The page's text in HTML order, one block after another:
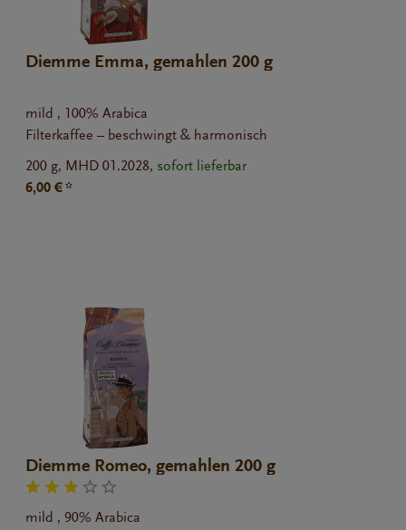
Diemme Emma, gemahlen 200 g
mild , 100% Arabica
Filterkaffee – beschwingt & harmonisch
200 g, MHD 01.2028, sofort lieferbar
6,00 € *
Diemme Romeo, gemahlen 200 g
mild , 90% Arabica